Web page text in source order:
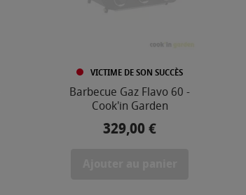
VICTIME DE SON SUCCÈS
Barbecue Gaz Flavo 60 -
Cook'in Garden
Prix
329,00 €